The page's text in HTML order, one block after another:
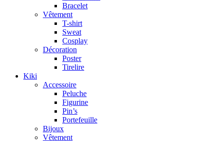
Bracelet
Vêtement
T-shirt
Sweat
Cosplay
Décoration
Poster
Tirelire
Kiki
Accessoire
Peluche
Figurine
Pin’s
Portefeuille
Bijoux
Vêtement